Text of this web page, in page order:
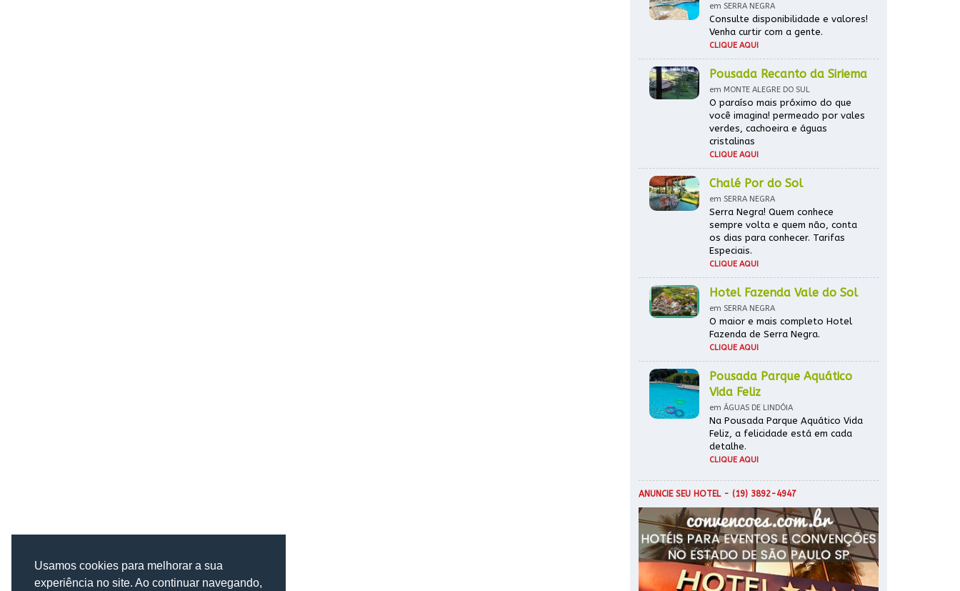
Usamos cookies para melhorar a sua
experiência no site. Ao continuar navegando,
em SERRA NEGRA
Consulte disponibilidade e valores!
Venha curtir com a gente.
CLIQUE AQUI
Pousada Recanto da Siriema
em MONTE ALEGRE DO SUL
O paraíso mais próximo do que
você imagina! permeado por vales
verdes, cachoeira e águas
cristalinas
CLIQUE AQUI
Chalé Por do Sol
em SERRA NEGRA
Serra Negra! Quem conhece
sempre volta e quem não, conta
os dias para conhecer. Tarifas
Especiais.
CLIQUE AQUI
Hotel Fazenda Vale do Sol
em SERRA NEGRA
O maior e mais completo Hotel
Fazenda de Serra Negra.
CLIQUE AQUI
Pousada Parque Aquático
Vida Feliz
em ÁGUAS DE LINDÓIA
Na Pousada Parque Aquático Vida
Feliz, a felicidade está em cada
detalhe.
CLIQUE AQUI
ANUNCIE SEU HOTEL- (19) 3892-4947